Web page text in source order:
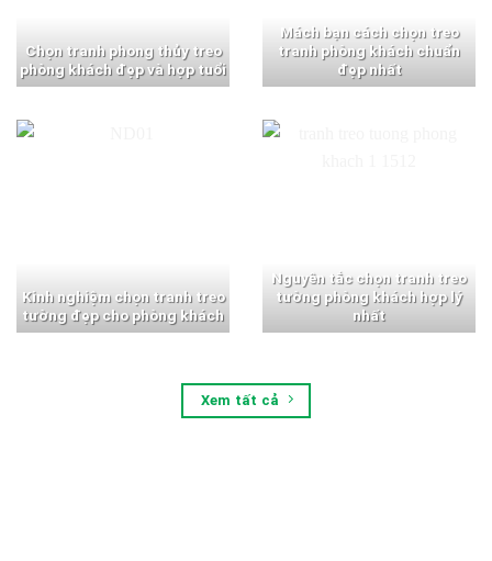
Chọn tranh phong thủy treo
phòng khách đẹp và hợp tuổi
Mách bạn cách chọn treo
tranh phòng khách chuẩn
đẹp nhất
Kinh nghiệm chọn tranh treo
tường đẹp cho phòng khách
Nguyên tắc chọn tranh treo
tường phòng khách hợp lý
nhất
Xem tất cả